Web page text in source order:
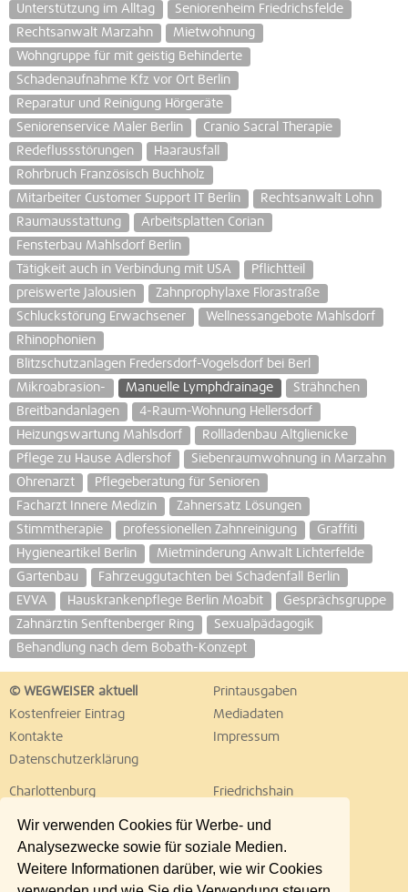
Wir verwenden Cookies für Werbe- und
Analysezwecke sowie für soziale Medien.
Weitere Informationen darüber, wie wir Cookies
Unterstützung im Alltag
Seniorenheim Friedrichsfelde
Rechtsanwalt Marzahn
Mietwohnung
Wohngruppe für mit geistig Behinderte
Schadenaufnahme Kfz vor Ort Berlin
Reparatur und Reinigung Hörgeräte
Seniorenservice Maler Berlin
Cranio Sacral Therapie
Redeflussstörungen
Haarausfall
Rohrbruch Französisch Buchholz
Mitarbeiter Customer Support IT Berlin
Rechtsanwalt Lohn
Raumausstattung
Arbeitsplatten Corian
Fensterbau Mahlsdorf Berlin
Tätigkeit auch in Verbindung mit USA
Pflichtteil
preiswerte Jalousien
Zahnprophylaxe Florastraße
Schluckstörung Erwachsener
Wellnessangebote Mahlsdorf
Rhinophonien
Blitzschutzanlagen Fredersdorf-Vogelsdorf bei Berl
Mikroabrasion-
Manuelle Lymphdrainage
Strähnchen
Breitbandanlagen
4-Raum-Wohnung Hellersdorf
Heizungswartung Mahlsdorf
Rollladenbau Altglienicke
Pflege zu Hause Adlershof
Siebenraumwohnung in Marzahn
Ohrenarzt
Pflegeberatung für Senioren
Facharzt Innere Medizin
Zahnersatz Lösungen
Stimmtherapie
professionellen Zahnreinigung
Graffiti
Hygieneartikel Berlin
Mietminderung Anwalt Lichterfelde
Gartenbau
Fahrzeuggutachten bei Schadenfall Berlin
EVVA
Hauskrankenpflege Berlin Moabit
Gesprächsgruppe
Zahnärztin Senftenberger Ring
Sexualpädagogik
Behandlung nach dem Bobath-Konzept
© WEGWEISER aktuell
Printausgaben
Kostenfreier Eintrag
Mediadaten
Kontakte
Impressum
Datenschutzerklärung
Charlottenburg
Friedrichshain
Lichtenberg
Marzahn
Neukölln